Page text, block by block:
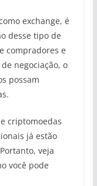
exchange, é
desse tipo de
compradores e
negociação, o
possam
criptomoedas
já estão
veja
você pode